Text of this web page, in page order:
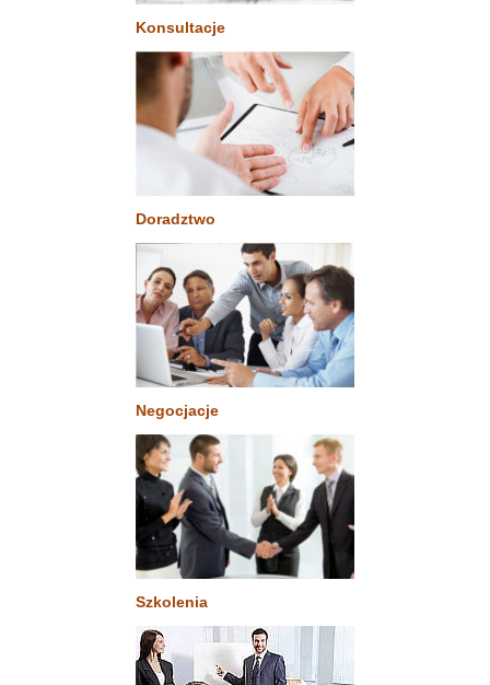
Konsultacje
Doradztwo
Negocjacje
Szkolenia